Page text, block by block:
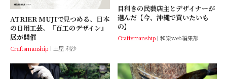
ATRIER MUJIで見つめる、日本
の日用工芸。『百工のデザイン』
展が開催
Craftsmanship 土屋 利沙
目利きの民藝店主とデザイナーが
選んだ【今、沖縄で買いたいも
の】
Craftsmanship 和樂web編集部